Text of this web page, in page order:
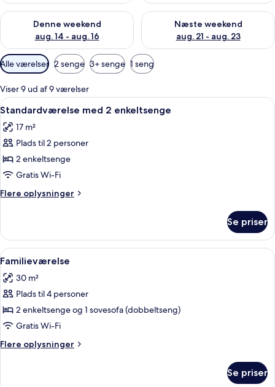
Denne weekend
aug. 14 - aug. 16
Tjek tilgængelighed for denne weekend aug. 14 - aug. 16
Næste weekend
aug. 21 - aug. 23
Tjek tilgængelighed for næste
Tilgængelige
filtre
for
værelser
Alle værelser 2 senge 3+ senge 1 seng
Viser 9 ud af 9 værelser
Indlæs
alle
billeder
af
Standardværelse
med
2
enkeltsenge
Et hotelværelse med en stor seng,
5
Standardværelse med 2 enkeltsenge
17 m²
Plads til 2 personer
2 enkeltsenge
Gratis Wi-Fi
Flere oplysninger
Flere
med
enkeltsenge
Se priser
Indlæs
alle
billeder
af
Familieværelse
Et hotelværelse med en stor seng,
7
Familieværelse
30 m²
Plads til 4 personer
2 enkeltsenge og 1 sovesofa (dobbeltseng)
Gratis Wi-Fi
Flere oplysninger
Flere
Se priser